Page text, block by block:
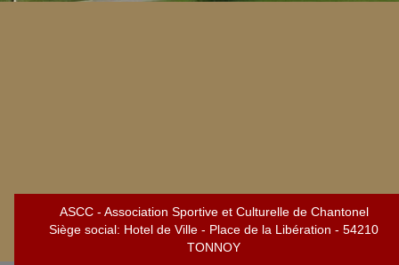
ASCC - Association Sportive et Culturelle de Chantonel
Siège social: Hotel de Ville - Place de la Libération - 54210
TONNOY